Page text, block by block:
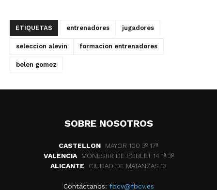
ETIQUETAS entrenadores jugadores
seleccion alevin formacion entrenadores
belen gomez
SOBRE NOSOTROS
CASTELLON
MAYOR 100 3º 17ª
VALENCIA
MONESTIR DE POBLET 14 1ª 3º
ALICANTE
CIUDAD DE MATANZAS 12
Contáctanos: fbcv@fbcv.es